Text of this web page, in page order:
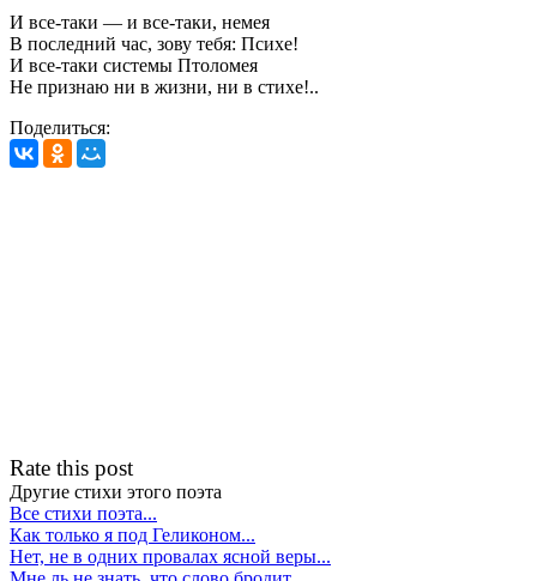
И все-таки — и все-таки, немея
В последний час, зову тебя: Психе!
И все-таки системы Птоломея
Не признаю ни в жизни, ни в стихе!..
Поделиться:
Rate this post
Другие стихи этого поэта
Все стихи поэта...
Как только я под Геликоном...
Нет, не в одних провалах ясной веры...